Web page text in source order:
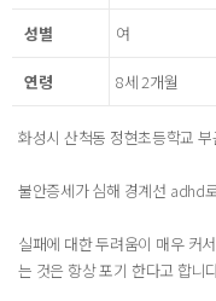
성별 여
연령 8세 2개월
화성시 산척동 정현초등학교
불안증세가 심해 경계선 adhd
실패에 대한 두려움이 매우 커
는 것은 항상 포기 한다고 합니